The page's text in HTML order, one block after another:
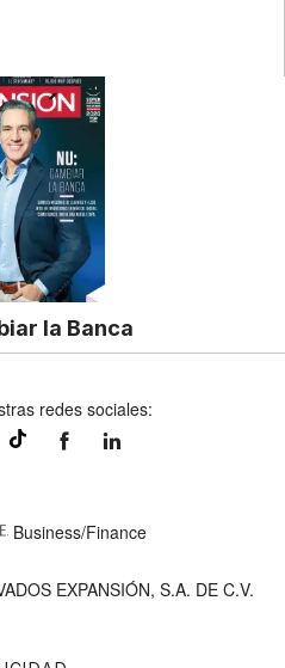
la Banca
redes sociales:
ExpansionMex
Business/Finance
EXPANSIÓN, S.A. DE C.V.